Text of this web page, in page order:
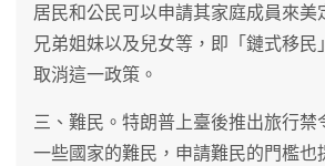
居民和公民可以申請其家庭成員來美
兄弟姐妹以及兒女等，即「鏈式移民
取消這一政策。
三、難民。特朗普上臺後推出旅行禁
一些國家的難民，申請難民的門檻也